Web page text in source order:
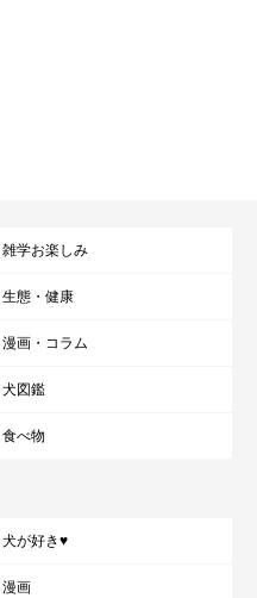
雑学お楽しみ
生態・健康
漫画・コラム
犬図鑑
食べ物
犬が好き♥
漫画